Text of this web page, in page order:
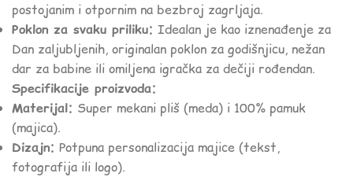
postojanim i otpornim na bezbroj zagrljaja.
Poklon za svaku priliku: Idealan je kao iznenađenje za
Dan zaljubljenih, originalan poklon za godišnjicu, nežan
dar za babine ili omiljena igračka za dečiji rođendan.
Specifikacije proizvoda:
Materijal: Super mekani pliš (meda) i 100% pamuk
(majica).
Dizajn: Potpuna personalizacija majice (tekst,
fotografija ili logo).